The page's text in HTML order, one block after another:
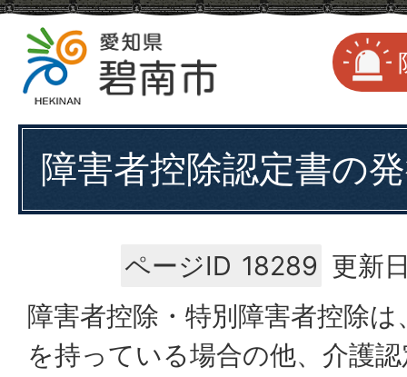
障害者控除認定書の
ページID 18289 更新
障害者控除・特別障害者控除
を持っている場合の他、介護